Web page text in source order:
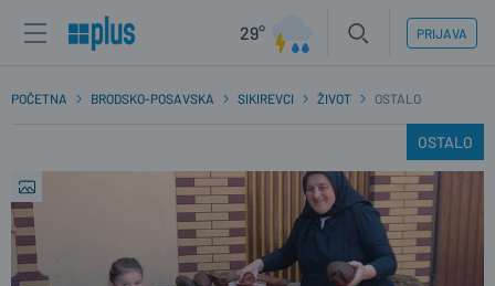
29° PRIJAVA
POČETNA BRODSKO-POSAVSKA SIKIREVCI ŽIVOT OSTALO
OSTALO